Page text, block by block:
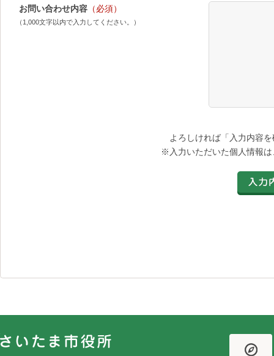
お問い合わせ内容 （必須）
（1,000文字以内で入力してください。）
よろしければ「入力内容
※入力いただいた個人情報